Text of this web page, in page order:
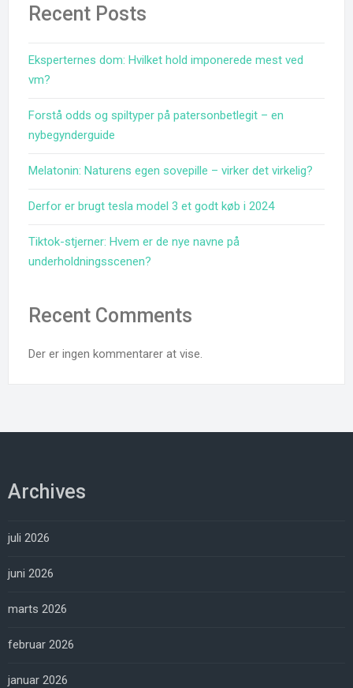
Recent Posts
Eksperternes dom: Hvilket hold imponerede mest ved
vm?
Forstå odds og spiltyper på patersonbetlegit – en
nybegynderguide
Melatonin: Naturens egen sovepille – virker det virkelig?
Derfor er brugt tesla model 3 et godt køb i 2024
Tiktok-stjerner: Hvem er de nye navne på
underholdningsscenen?
Recent Comments
Der er ingen kommentarer at vise.
Archives
juli 2026
juni 2026
marts 2026
februar 2026
januar 2026